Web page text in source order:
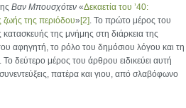
Βαν Μπουσχότεν «Δεκαετία του ’40:
ζωής της περιόδου» [2]. Το πρώτο μέρος του
κατασκευής της μνήμης στη διάρκεια της
αφηγητή, το ρόλο του δημόσιου λόγου και τη
δεύτερο μέρος του άρθρου ειδικεύει αυτή
πατέρα και γιου, από σλαβόφωνο